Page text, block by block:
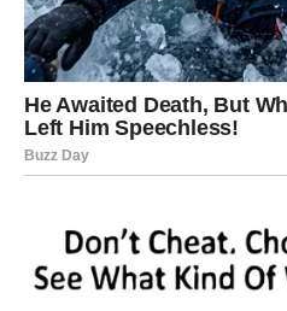
sudbina ima drugačije
pokrenuti lavinu emocija.
Ovo je dan kada Bikovi
nestaje lako.
Blizanci
Blizanci će tokom 3. juna biti